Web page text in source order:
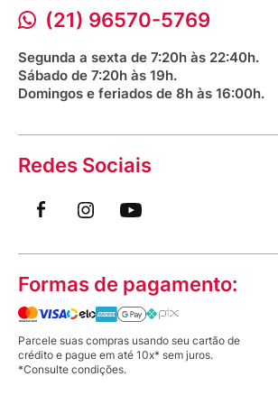
Como devo fazer a lavagem da minha
Munhequeira Ajustável?
Ajustável?
Procon RJ
Saúde na praça
(21) 96570-5769
Segunda a sexta de 7:20h às 22:40h.
Sábado de 7:20h às 19h.
Domingos e feriados de 8h às 16:00h.
Redes Sociais
Formas de pagamento:
Parcele suas compras usando seu cartão de
crédito e pague em até 10x* sem juros.
*Consulte condições.